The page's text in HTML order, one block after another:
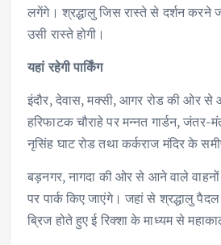
लगेंगे। श्रद्धालु जिस रास्ते से दर्शन करने
उसी रास्ते होगी।
यहां रहेगी पार्किंग
इंदौर, देवास, मक्सी, आगर रोड की ओर से
हरिफाटक चौराहे पर मन्नत गार्डन, जंतर-
नृसिंह घाट रोड तथा कर्कराज मंदिर के
बड़नगर, नागदा की ओर से आने वाले वाहनों
पर पार्क किए जाएंगे। जहां से श्रद्धालु
ब्रिज होते हुए ई रिक्शा के माध्यम से